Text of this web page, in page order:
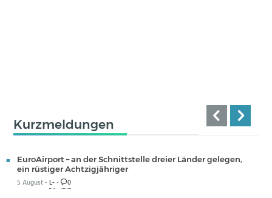
Kurzmeldungen
EuroAirport – an der Schnittstelle dreier Länder gelegen,
ein rüstiger Achtzigjähriger
5 August -L-- 0